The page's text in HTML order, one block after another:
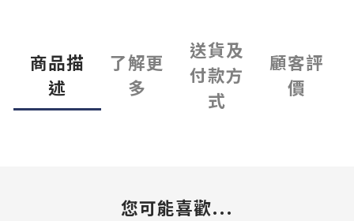
商品描
述
了解更
多
送貨及
付款方
式
顧客評
價
您可能喜歡...